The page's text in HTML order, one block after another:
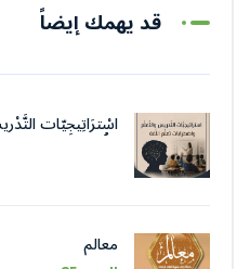
قد يهمك إيضاً
اسْترَاتِيجِيّات
معالم